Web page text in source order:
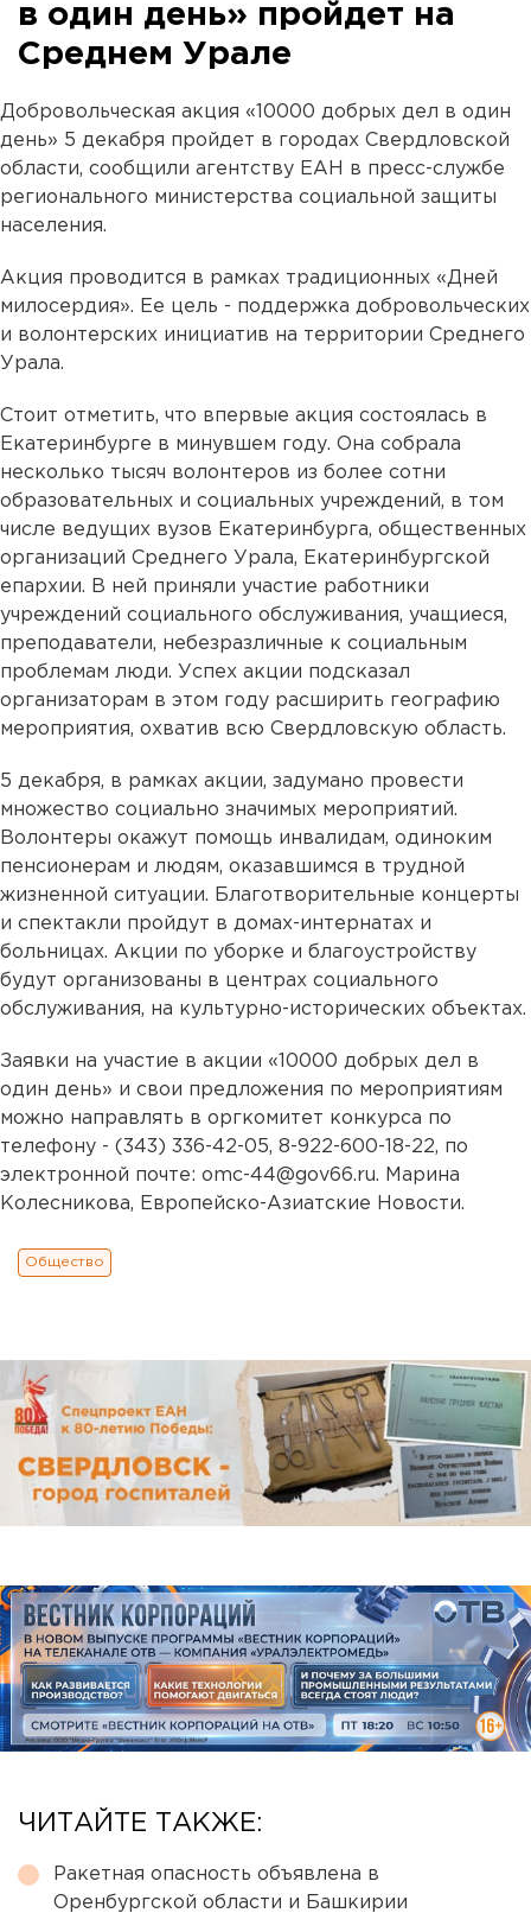
в один день» пройдет на
Среднем Урале
Добровольческая акция «10000 добрых дел в один
день» 5 декабря пройдет в городах Свердловской
области, сообщили агентству ЕАН в пресс-службе
регионального министерства социальной защиты
населения.
Акция проводится в рамках традиционных «Дней
милосердия». Ее цель - поддержка добровольческих
и волонтерских инициатив на территории Среднего
Урала.
Стоит отметить, что впервые акция состоялась в
Екатеринбурге в минувшем году. Она собрала
несколько тысяч волонтеров из более сотни
образовательных и социальных учреждений, в том
числе ведущих вузов Екатеринбурга, общественных
организаций Среднего Урала, Екатеринбургской
епархии. В ней приняли участие работники
учреждений социального обслуживания, учащиеся,
преподаватели, небезразличные к социальным
проблемам люди. Успех акции подсказал
организаторам в этом году расширить географию
мероприятия, охватив всю Свердловскую область.
5 декабря, в рамках акции, задумано провести
множество социально значимых мероприятий.
Волонтеры окажут помощь инвалидам, одиноким
пенсионерам и людям, оказавшимся в трудной
жизненной ситуации. Благотворительные концерты
и спектакли пройдут в домах-интернатах и
больницах. Акции по уборке и благоустройству
будут организованы в центрах социального
обслуживания, на культурно-исторических объектах.
Заявки на участие в акции «10000 добрых дел в
один день» и свои предложения по мероприятиям
можно направлять в оргкомитет конкурса по
телефону - (343) 336-42-05, 8-922-600-18-22, по
электронной почте: omc-44@gov66.ru. Марина
Колесникова, Европейско-Азиатские Новости.
Общество
ЧИТАЙТЕ ТАКЖЕ:
Ракетная опасность объявлена в
Оренбургской области и Башкирии